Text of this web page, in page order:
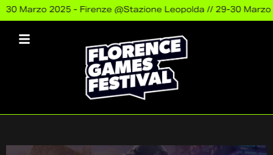
Marzo 2025 - Firenze @Stazione Leopolda // 29-30 Marzo